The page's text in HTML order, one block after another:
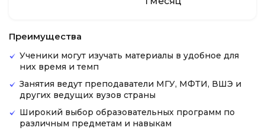
Преимущества
Ученики могут изучать материалы в удобное для
них время и темп
Занятия ведут преподаватели МГУ, МФТИ, ВШЭ и
других ведущих вузов страны
Широкий выбор образовательных программ по
различным предметам и навыкам